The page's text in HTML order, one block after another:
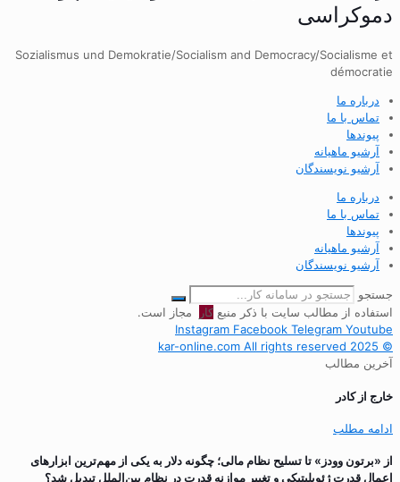
دموکراسی
Sozialismus und Demokratie/Socialism and Democracy/Socialisme et
démocratie
درباره ما
تماس با ما
پیوندها
آرشیو ماهیانه
آرشیو نویسندگان
درباره ما
تماس با ما
پیوندها
آرشیو ماهیانه
آرشیو نویسندگان
جستجو
استفاده از مطالب سایت با ذکر منبعکار
مجاز است.
Instagram Facebook Telegram Youtube
© 2025 kar-online.com All rights reserved
آخرین مطالب
خارج از کادر
ادامه مطلب
از «برتون وودز» تا تسلیح نظام مالی؛ چگونه دلار به یکی از مهم‌ترین ابزارهای
اعمال قدرت ژئوپلیتیکی و تغییر موازنه قدرت در نظام بین‌الملل تبدیل شد؟